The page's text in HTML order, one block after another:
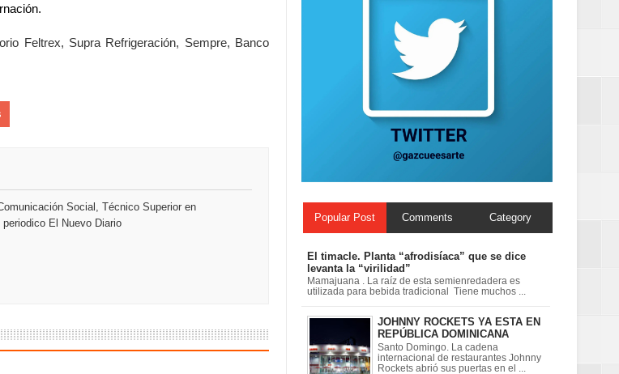
de fusiones e invitados de lujo en el Hard Rock Café
del sistema financiero nacional
ejecutiva de Fiduciaria Reservas
en la segunda edición del Summit Mujer Pymes
Feltrex, Supra Refrigeración, Sempre, Banco
Social, Técnico Superior en
El Nuevo Diario
Popular Post Comments Category
El timacle. Planta “afrodisíaca” que se dice
levanta la “virilidad”
Mamajuana . La raíz de esta semienredadera es
utilizada para bebida tradicional Tiene muchos ...
JOHNNY ROCKETS YA ESTA EN
REPÚBLICA DOMINICANA
Santo Domingo. La cadena
internacional de restaurantes Johnny
Rockets abrió sus puertas en el ...